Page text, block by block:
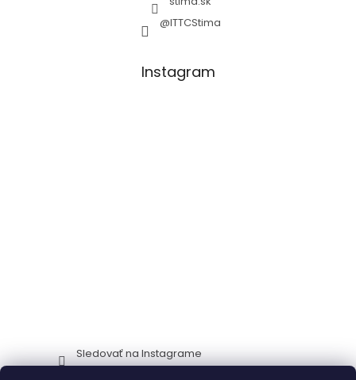
@ITTCStima
Instagram
Sledovať na Instagrame